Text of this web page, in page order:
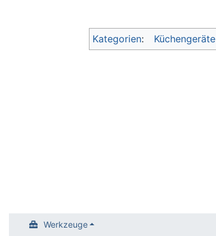
Kategorien: Küchengeräte
Werkzeuge